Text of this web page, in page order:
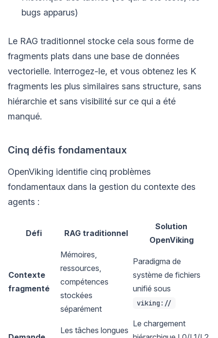
bugs apparus)
Le RAG traditionnel stocke cela sous forme de
fragments plats dans une base de données
vectorielle. Interrogez-le, et vous obtenez les K
fragments les plus similaires sans structure, sans
hiérarchie et sans visibilité sur ce qui a été
manqué.
Cinq défis fondamentaux
OpenViking identifie cinq problèmes
fondamentaux dans la gestion du contexte des
agents :
Défi RAG traditionnel
Solution
OpenViking
Contexte
fragmenté
Mémoires,
ressources,
compétences
stockées
séparément
Paradigma de
système de fichiers
unifié sous
viking://
Les tâches longues
Le chargement